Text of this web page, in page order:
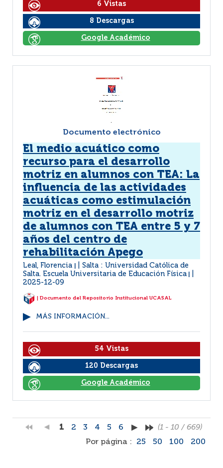
6 Vistas
8 Descargas
Google Académico
Documento electrónico
El medio acuático como
recurso para el desarrollo
motriz en alumnos con TEA: La
influencia de las actividades
acuáticas como estimulación
motriz en el desarrollo motriz
de alumnos con TEA entre 5 y 7
años del centro de
rehabilitación Apego
Leal, Florencia
Salta : Universidad Católica de
Salta. Escuela Universitaria de Educación Física
2025-12-09
| Documento del Repositorio Institucional UCASAL
MÁS INFORMACIÓN...
54 Vistas
120 Descargas
Google Académico
1 2 3 4 5 6
(1 - 10 / 669)
Por página :
25 50 100 200